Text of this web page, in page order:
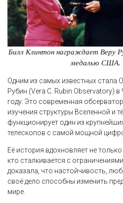
Билл Клинтон награждает Веру
медалью США.
Одним из самых известных стала
Рубин (Vera C. Rubin Observatory)
году. Это современная
изучения структуры Вселенной и
функционирует один из
телескопов с самой мощной
Её история вдохновляет не
кто сталкивается с
доказала, что настойчивость,
своё дело способны изменить
мире.